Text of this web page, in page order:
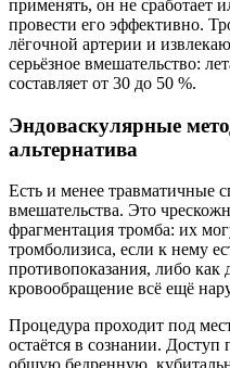
применять, он не сработает
провести его эффективно.
лёгочной артерии и
серьёзное вмешательство:
составляет от 30 до 50 %.
Эндоваскулярные
альтернатива
Есть и менее травматичные
вмешательства. Это
фрагментация тромба: их
тромболизиса, если к нему
противопоказания, либо как
кровообращение всё ещё
Процедура проходит под
остаётся в сознании. Доступ